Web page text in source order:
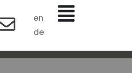
en
de